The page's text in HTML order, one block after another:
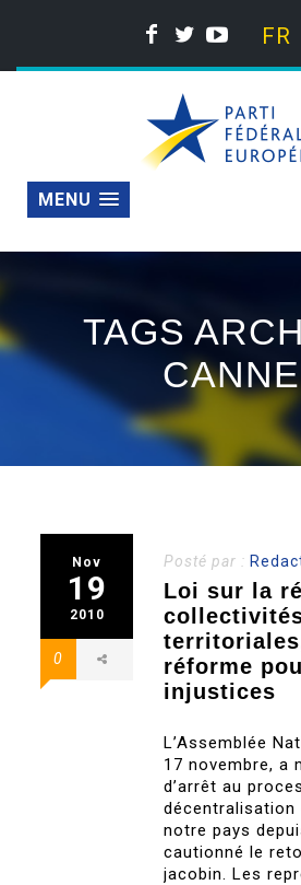
FR
MENU
TAGS
Nov
19
2010
0
Posté par :
Loi sur la
réforme
injustices
L’Assemblée
17 novembre, a
d’arrêt au
décentralisation
notre pays
cautionné le
jacobin. Les